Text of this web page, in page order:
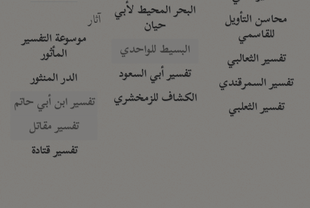
محاسن التأويل
للقاسمي
تفسير الثعالبي
تفسير السمرقندي
تفسير الثعلبي
البحر المحيط لأبي
حيان
البسيط للواحدي
تفسير أبي السعود
الكشاف للزمخشري
آثار
موسوعة التفسير
المأثور
الدر المنثور
تفسير ابن أبي حاتم
تفسير مقاتل
تفسير قتادة